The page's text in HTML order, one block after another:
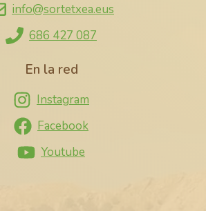
info@sortetxea.eus
686 427 087
En la red
Instagram
Facebook
Youtube